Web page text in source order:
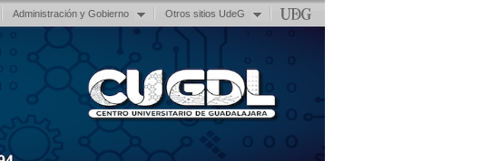
Administración y Gobierno Otros sitios UdeG